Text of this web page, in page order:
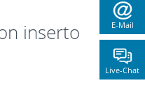
E-Mail
Live-Chat
inserto